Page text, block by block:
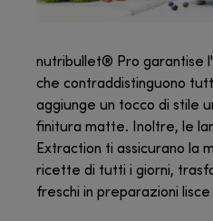
nutribullet® Pro garantise
che contraddistinguono
aggiunge un tocco di stile
finitura matte. Inoltre, le
Extraction ti assicurano la
ricette di tutti i giorni,
freschi in preparazioni